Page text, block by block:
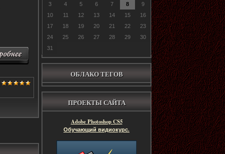
3
4 5 6 7 8
9
10
11 12 13 14 15
16
17
18 19 20 21 22
23
24
25 26 27 28 29
30
31
ОБЛАКО ТЕГОВ
ПРОЕКТЫ САЙТА
Adobe Photoshop CS5
Обучающий видиокурс.